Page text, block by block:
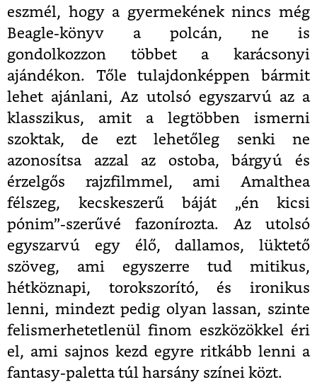
eszmél, hogy a gyermekének nincs még
Beagle-könyv a polcán, ne is
gondolkozzon többet a karácsonyi
ajándékon. Tőle tulajdonképpen bármit
lehet ajánlani, Az utolsó egyszarvú az a
klasszikus, amit a legtöbben ismerni
szoktak, de ezt lehetőleg senki ne
azonosítsa azzal az ostoba, bárgyú és
érzelgős rajzfilmmel, ami Amalthea
félszeg, kecskeszerű báját „én kicsi
pónim”-szerűvé fazonírozta. Az utolsó
egyszarvú egy élő, dallamos, lüktető
szöveg, ami egyszerre tud mitikus,
hétköznapi, torokszorító, és ironikus
lenni, mindezt pedig olyan lassan, szinte
felismerhetetlenül finom eszközökkel éri
el, ami sajnos kezd egyre ritkább lenni a
fantasy-paletta túl harsány színei közt.